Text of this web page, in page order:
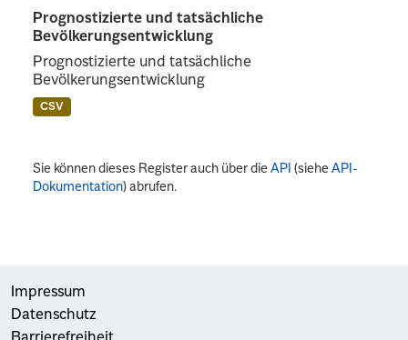
Prognostizierte und tatsächliche
Bevölkerungsentwicklung
Prognostizierte und tatsächliche
Bevölkerungsentwicklung
CSV
Sie können dieses Register auch über dieAPI (sieheAPI-
Dokumentation) abrufen.
Impressum
Datenschutz